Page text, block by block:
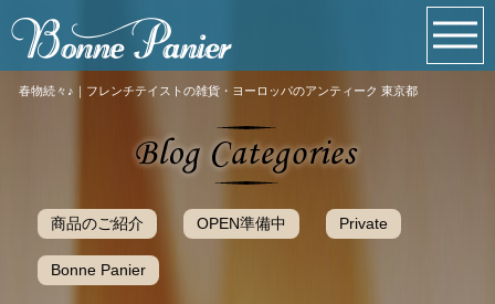
春物続々♪｜フレンチテイストの雑貨・ヨーロッパのアンティーク 東京都
商品のご紹介 OPEN準備中 Private
Bonne Panier